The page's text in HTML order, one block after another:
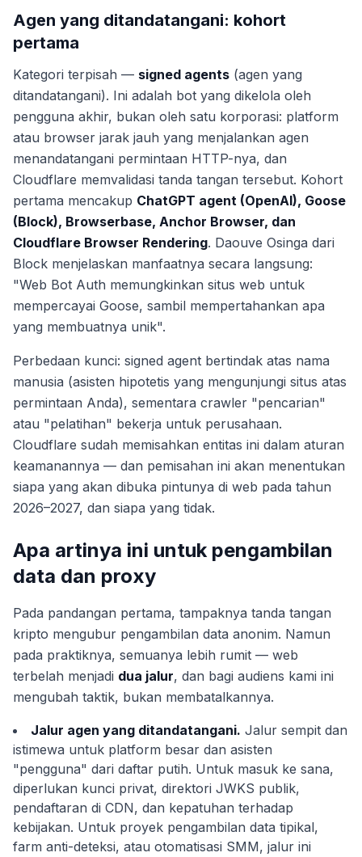
Agen yang ditandatangani: kohort
pertama
Kategori terpisah — signed agents (agen yang
ditandatangani). Ini adalah bot yang dikelola oleh
pengguna akhir, bukan oleh satu korporasi: platform
atau browser jarak jauh yang menjalankan agen
menandatangani permintaan HTTP-nya, dan
Cloudflare memvalidasi tanda tangan tersebut. Kohort
pertama mencakup ChatGPT agent (OpenAI), Goose
(Block), Browserbase, Anchor Browser, dan
Cloudflare Browser Rendering. Daouve Osinga dari
Block menjelaskan manfaatnya secara langsung:
"Web Bot Auth memungkinkan situs web untuk
mempercayai Goose, sambil mempertahankan apa
yang membuatnya unik".
Perbedaan kunci: signed agent bertindak atas nama
manusia (asisten hipotetis yang mengunjungi situs atas
permintaan Anda), sementara crawler "pencarian"
atau "pelatihan" bekerja untuk perusahaan.
Cloudflare sudah memisahkan entitas ini dalam aturan
keamanannya — dan pemisahan ini akan menentukan
siapa yang akan dibuka pintunya di web pada tahun
2026–2027, dan siapa yang tidak.
Apa artinya ini untuk pengambilan
data dan proxy
Pada pandangan pertama, tampaknya tanda tangan
kripto mengubur pengambilan data anonim. Namun
pada praktiknya, semuanya lebih rumit — web
terbelah menjadi dua jalur, dan bagi audiens kami ini
mengubah taktik, bukan membatalkannya.
Jalur agen yang ditandatangani. Jalur sempit dan
istimewa untuk platform besar dan asisten
"pengguna" dari daftar putih. Untuk masuk ke sana,
diperlukan kunci privat, direktori JWKS publik,
pendaftaran di CDN, dan kepatuhan terhadap
kebijakan. Untuk proyek pengambilan data tipikal,
farm anti-deteksi, atau otomatisasi SMM, jalur ini